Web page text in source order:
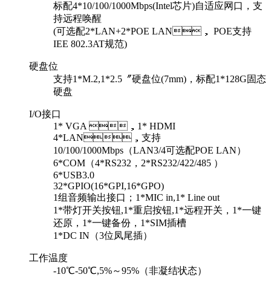
标配4*10/100/1000Mbps(Intel芯片)自适应网口，支
持远程唤醒
(可选配2*LAN+2*POE LAN， POE支持
IEE 802.3AT规范)
硬盘位
支持1*M.2,1*2.5〞硬盘位(7mm)，标配1*128G固态
硬盘
I/O接口
1* VGA ，1* HDMI
4*LAN，支持
10/100/1000Mbps（LAN3/4可选配POE LAN）
6*COM（4*RS232，2*RS232/422/485 ）
6*USB3.0
32*GPIO(16*GPI,16*GPO)
1组音频输出接口；1*MIC in,1* Line out
1*带灯开关按钮,1*重启按钮,1*远程开关，1*一键
还原，1*一键备份，1*SIM插槽
1*DC IN（3位凤尾插）
工作温度
-10℃-50℃,5%～95%（非凝结状态）